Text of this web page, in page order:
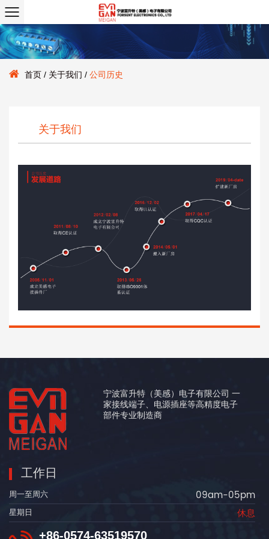
首页 / 关于我们 / 公司历史
关于我们
宁波富升特（美感）电子有限公司 一
家接线端子、电源插座等高精度电子
部件专业制造商
工作日
周一至周六 09am-05pm
星期日 休息
+86-0574-63519570